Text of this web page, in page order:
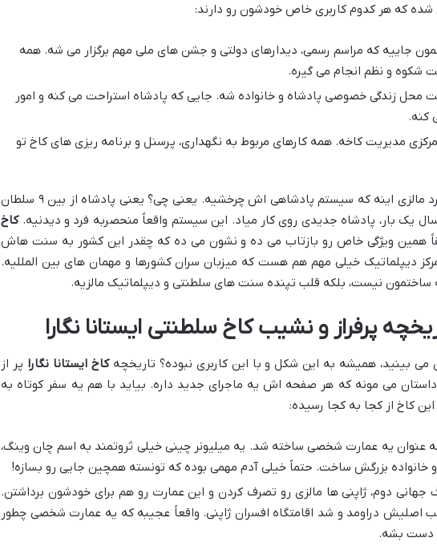
که هر کدوم کاربری خاص خودشون رو دارند:
جاییه که مراسم رسمی، دیدارهای دولتی و جشن های ملی مهم برگزار می شه. همه
شکوه و نظم انجام می گیره.
محل زندگی خصوصی پادشاه و خانواده شه. جایی که پادشاه استراحت می کنه و امور
کنه.
مرکزی مدیریت کاخه. همه کارهای مربوط به نگهداری، پرسنل و برنامه ریزی های کاخ تو
حالا یه چیز خیلی جالب در مورد مالزی اینه که سیستم پادشاهی اش چرخشیه. یعنی چی؟ یعنی پادشاه از بین ۹ سلطان
کاخ
همین ویژگی خاص رو بازتاب می ده و نشون می ده که چقدر این کشور به سنت هاش
دیپلماتیک خیلی مهم هم هست که میزبان سران کشورها و مهمان های بین المللیه.
ساختمون نیست، بلکه قلب تپنده سنت های سلطنتی و دیپلماتیک مالزیه.
پرفراز و نشیب کاخ سلطنتی ایستانا نگارا
می بینید، همیشه به این شکل و با این کاربری نبوده؟ تاریخچهکاخ ایستانا نگارا پر از
می مونه که هر صفحه اش یه ماجرای جدید داره. بیاید با هم یه سفر کوتاه به
کاخ از کجا به کجا رسیده:
به عنوان یه عمارت شخصی ساخته شد. یه میلیونر چینی خیلی ثروتمند به اسم چان وینگ،
خانواده بزرگش ساخت. حتماً خیلی آدم مهمی بوده که تونسته همچین جایی رو بسازه!
جهانی دوم، ژاپنی ها مالزی رو تصرف کردن و این عمارت رو هم برای خودشون برداشتن.
دراومد و شد اقامتگاه افسران ژاپنی. واقعاً عجیبه که یه عمارت شخصی چطور
دست بشه.